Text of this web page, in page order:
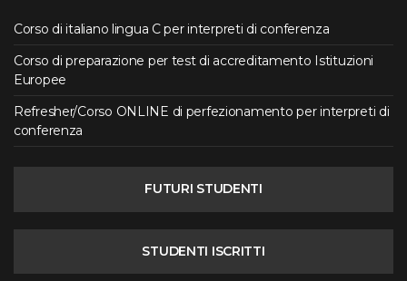
Corso di italiano lingua C per interpreti di conferenza
Corso di preparazione per test di accreditamento Istituzioni
Europee
Refresher/Corso ONLINE di perfezionamento per interpreti di
conferenza
FUTURI STUDENTI
STUDENTI ISCRITTI